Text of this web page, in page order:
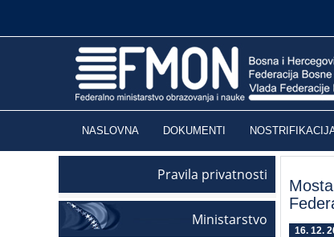
NASLOVNA DOKUMENTI
Pravila privatnosti
Ministarstvo
16. 12.